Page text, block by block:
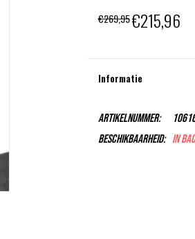
€269,95€215,96
Informatie
Artikelnummer:
Beschikbaarheid: In